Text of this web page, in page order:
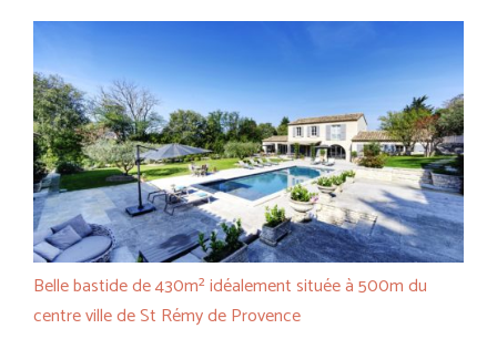
Belle bastide de 430m² idéalement située à 500m du
centre ville de St Rémy de Provence